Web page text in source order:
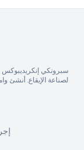
سبرونكي إنكريديبوكس
لصناعة الإيقاع. أنشئ